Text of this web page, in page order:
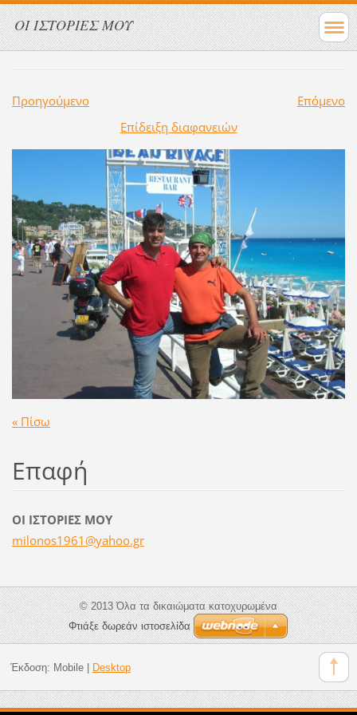
ΟΙ ΙΣΤΟΡΙΕΣ ΜΟΥ
Προηγούμενο
Επόμενο
Επίδειξη διαφανειών
« Πίσω
Επαφή
ΟΙ ΙΣΤΟΡΙΕΣ ΜΟΥ
milonos1961@yahoo.gr
© 2013 Όλα τα δικαιώματα κατοχυρωμένα
Φτιάξε δωρεάν ιστοσελίδα
Έκδοση: Mobile| Desktop